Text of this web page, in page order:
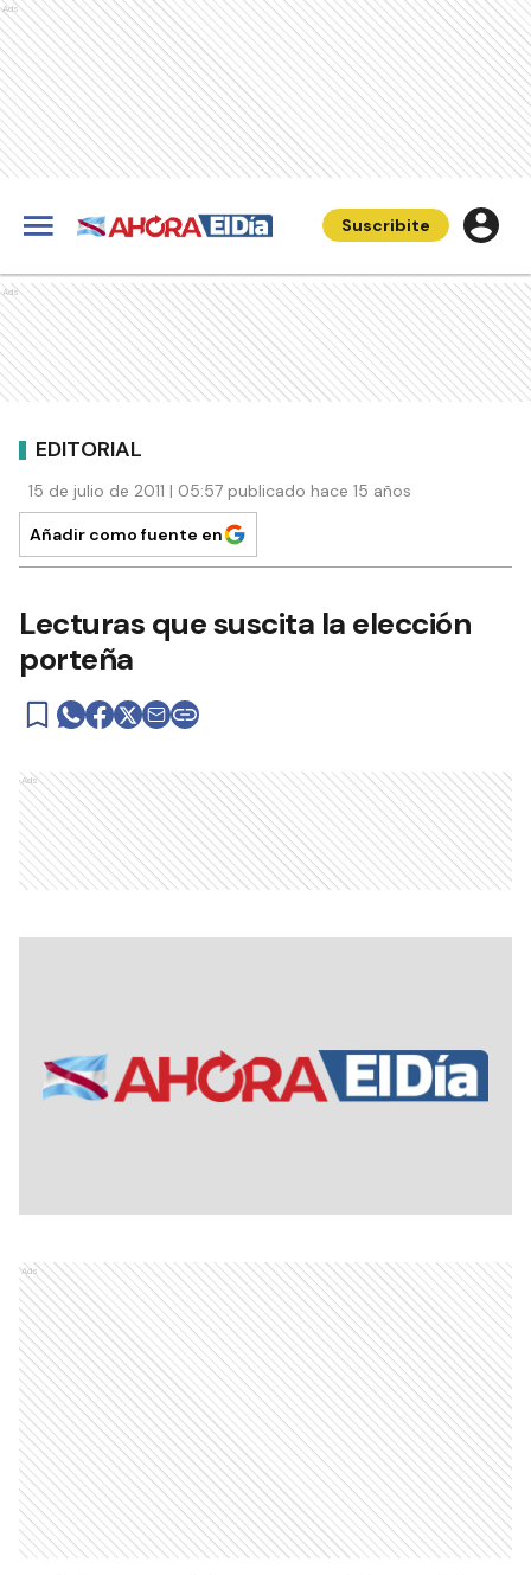
Ads
Suscribite
Ads
EDITORIAL
15 de julio de 2011 | 05:57 publicado hace 15 años
Añadir como fuente en
Lecturas que suscita la elección
porteña
Ads
Ads